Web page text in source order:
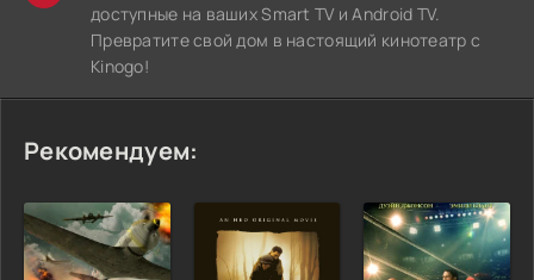
доступные на ваших Smart TV и Android TV.
Превратите свой дом в настоящий кинотеатр с
Kinogo!
Рекомендуем: